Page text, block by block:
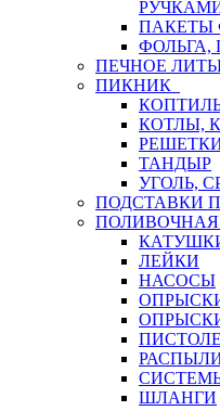
ПАКЕТЫ
ФОЛЬГА,
ПЕЧНОЕ
ПИКНИК
КОТЛЫ,
ТАНДЫР
УГОЛЬ,
ПОДСТАВКИ
ПОЛИВОЧНАЯ
ЛЕЙКИ
НАСОСЫ
ШЛАНГИ